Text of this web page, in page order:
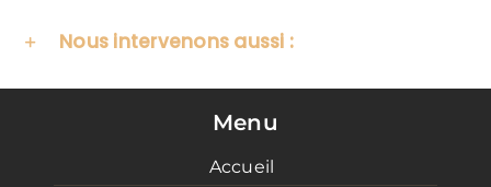
Nous intervenons aussi :
Menu
Accueil